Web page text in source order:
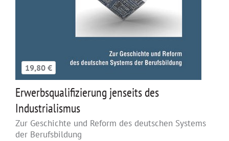
19,80 €
Erwerbsqualifizierung jenseits des
Industrialismus
Zur Geschichte und Reform des deutschen Systems
der Berufsbildung